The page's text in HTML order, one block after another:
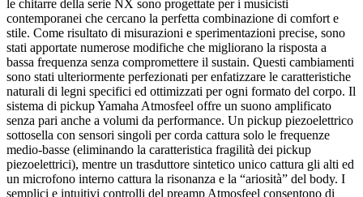
le chitarre della serie NX sono progettate per i musicisti
contemporanei che cercano la perfetta combinazione di comfort e
stile. Come risultato di misurazioni e sperimentazioni precise, sono
stati apportate numerose modifiche che migliorano la risposta a
bassa frequenza senza compromettere il sustain. Questi cambiamenti
sono stati ulteriormente perfezionati per enfatizzare le caratteristiche
naturali di legni specifici ed ottimizzati per ogni formato del corpo. Il
sistema di pickup Yamaha Atmosfeel offre un suono amplificato
senza pari anche a volumi da performance. Un pickup piezoelettrico
sottosella con sensori singoli per corda cattura solo le frequenze
medio-basse (eliminando la caratteristica fragilità dei pickup
piezoelettrici), mentre un trasduttore sintetico unico cattura gli alti ed
un microfono interno cattura la risonanza e la “ariosità” del body. I
semplici e intuitivi controlli del preamp Atmosfeel consentono di